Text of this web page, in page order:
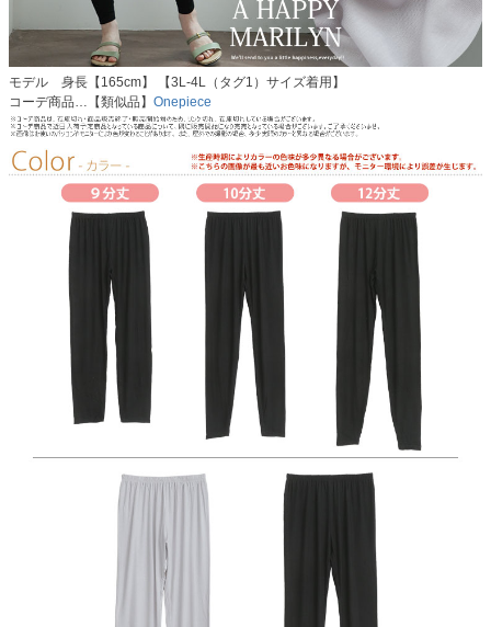
モデル 身長【165cm】 【3L-4L（タグ1）サイズ着用】
コーデ商品…【類似品】 Onepiece